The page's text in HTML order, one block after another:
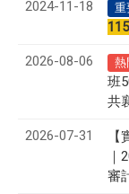
2024-11-18 重
2026-08-06 熱
班
共
2026-07-31
審